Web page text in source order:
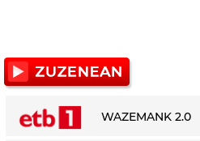
WAZEMANK 2.0